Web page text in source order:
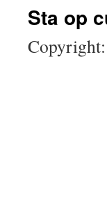
Sta op